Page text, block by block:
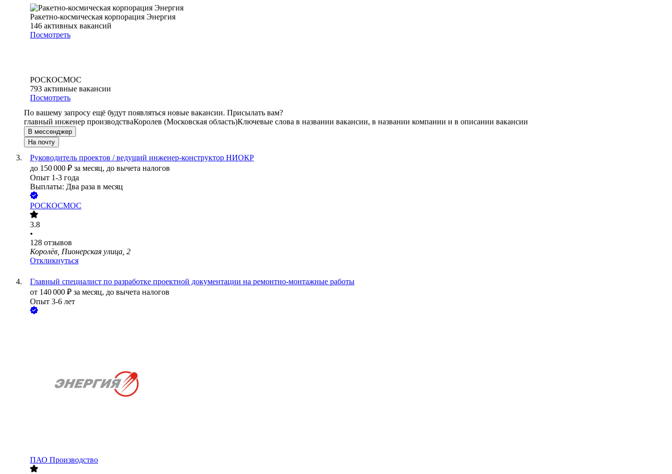
Ракетно-космическая корпорация Энергия
146 активных вакансий
Посмотреть
РОСКОСМОС
793 активные вакансии
Посмотреть
По вашему запросу ещё будут появляться новые вакансии. Присылать вам?
главный инженер производстваКоролев (Московская область)Ключевые слова в названии вакансии, в названии компании и в описании вакансии
В мессенджер
На почту
Руководитель проектов / ведущий инженер-конструктор НИОКР
до 150 000 ₽ за месяц, до вычета налогов
Опыт 1-3 года
Выплаты: Два раза в месяц
РОСКОСМОС
3.8
•
128 отзывов
Королёв, Пионерская улица, 2
Откликнуться
Главный специалист по разработке проектной документации на ремонтно-монтажные работы
от 140 000 ₽ за месяц, до вычета налогов
Опыт 3-6 лет
ПАО Производство